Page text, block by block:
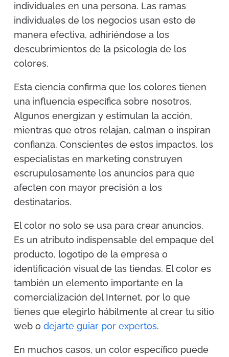
individuales en una persona. Las ramas
individuales de los negocios usan esto de
manera efectiva, adhiriéndose a los
descubrimientos de la psicología de los
colores.
Esta ciencia confirma que los colores tienen
una influencia específica sobre nosotros.
Algunos energizan y estimulan la acción,
mientras que otros relajan, calman o inspiran
confianza. Conscientes de estos impactos, los
especialistas en marketing construyen
escrupulosamente los anuncios para que
afecten con mayor precisión a los
destinatarios.
El color no solo se usa para crear anuncios.
Es un atributo indispensable del empaque del
producto, logotipo de la empresa o
identificación visual de las tiendas. El color es
también un elemento importante en la
comercialización del Internet, por lo que
tienes que elegirlo hábilmente al crear tu sitio
web o dejarte guiar por expertos.
En muchos casos, un color específico puede